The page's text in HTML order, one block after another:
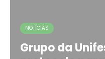
NOTÍCIAS
Grupo da